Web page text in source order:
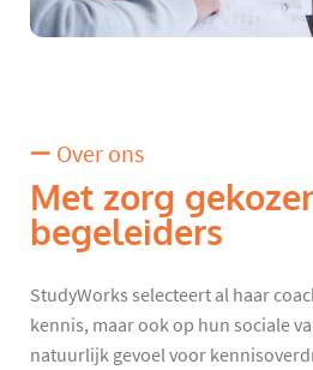
Over ons
Met zorg
begeleiders
StudyWorks selecteert al haar
kennis, maar ook op hun sociale
natuurlijk gevoel voor